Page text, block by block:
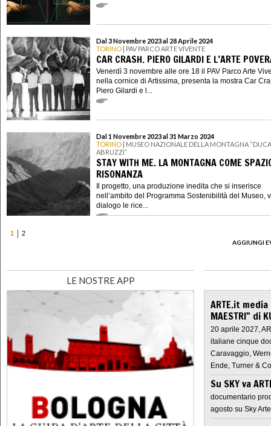
Dal 3 Novembre 2023 al 28 Aprile 2024
TORINO | PAV PARCO ARTE VIVENTE
CAR CRASH. PIERO GILARDI E L’ARTE
Venerdì 3 novembre alle ore 18 il PAV Parco Arte
nella cornice di Artissima, presenta la mostra Car
Piero Gilardi e l...
Dal 1 Novembre 2023 al 31 Marzo 2024
TORINO | MUSEO NAZIONALE DELLA MONTAGNA
ABRUZZI”
STAY WITH ME. LA MONTAGNA COME
RISONANZA
Il progetto, una produzione inedita che si inserisce
nell’ambito del Programma Sostenibilità del Museo,
dialogo le rice...
1
2
AGGIUNGI
LE NOSTRE APP
ARTE.it
MAESTRI" di
20 aprile 2027,
italiane cinque
Caravaggio,
Ende, Turner &
Su SKY va
documentario
agosto su Sky Arte